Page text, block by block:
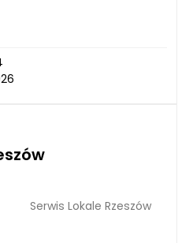
Serwis Lokale Rzeszów